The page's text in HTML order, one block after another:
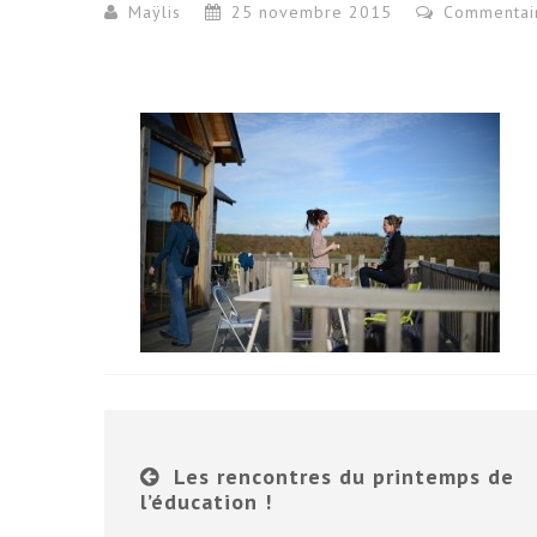
Maÿlis 25 novembre 2015
Les rencontres du printemps de
l’éducation !